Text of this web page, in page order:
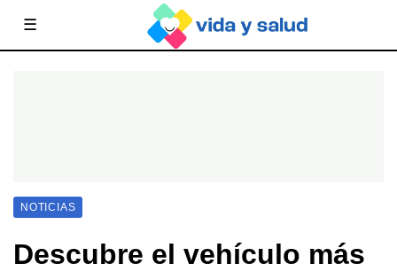
☰
NOTICIAS
Descubre el vehículo más